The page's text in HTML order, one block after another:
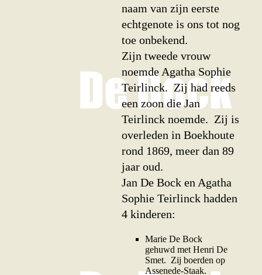
naam van zijn eerste
echt­genote is ons tot nog
toe onbekend.
Zijn tweede vrouw
noemde Agatha Sophie
Teirlinck. Zij had reeds
een zoon die Jan
Teirlinck noemde. Zij is
overleden in Boekhoute
rond 1869, meer dan 89
jaar oud.
Jan De Bock en Agatha
Sophie Teirlinck hadden
4 kinderen:
Marie De Bock
gehuwd met Henri De
Smet. Zij boerden op
Assenede-Staak.